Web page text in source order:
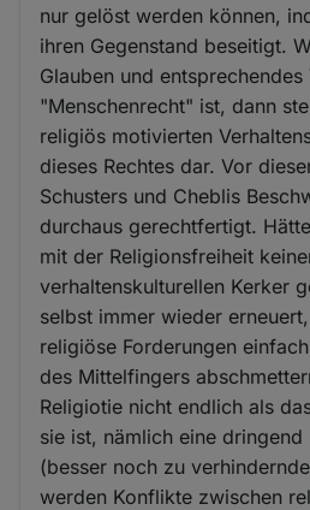
nur gelöst werden können,
ihren Gegenstand beseitigt.
Glauben und entsprechendes
"Menschenrecht" ist, dann
religiös motivierten
dieses Rechtes dar. Vor
Schusters und Cheblis
durchaus gerechtfertigt.
mit der Religionsfreiheit
verhaltenskulturellen Kerker
selbst immer wieder
religiöse Forderungen
des Mittelfingers
Religiotie nicht endlich als
sie ist, nämlich eine
(besser noch zu
werden Konflikte zwischen